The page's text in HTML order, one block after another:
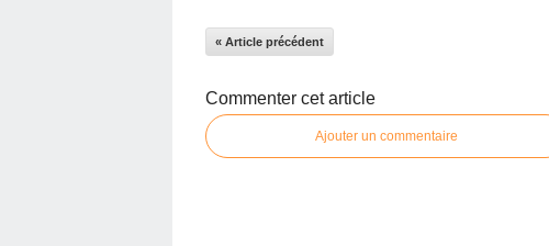
« Article précédent
Commenter cet article
Ajouter un commentaire